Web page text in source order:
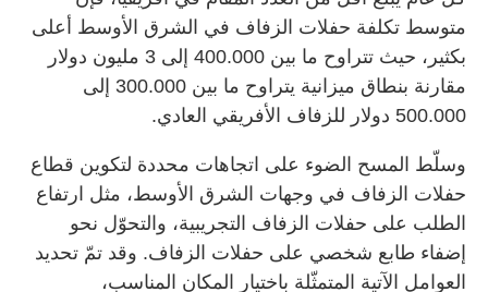
متوسط تكلفة حفلات الزفاف في الشرق الأوسط أعلى
بكثير، حيث تتراوح ما بين 400.000 إلى 3 مليون دولار
مقارنة بنطاق ميزانية يتراوح ما بين 300.000 إلى
500.000 دولار للزفاف الأفريقي العادي.
وسلّط المسح الضوء على اتجاهات محددة لتكوين قطاع
حفلات الزفاف في وجهات الشرق الأوسط، مثل ارتفاع
الطلب على حفلات الزفاف التجريبية، والتحوّل نحو
إضفاء طابع شخصي على حفلات الزفاف. وقد تمّ تحديد
العوامل الآتية المتمثّلة باختيار المكان المناسب،